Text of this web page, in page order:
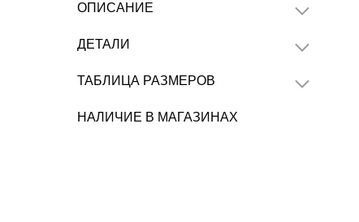
ОПИСАНИЕ
ДЕТАЛИ
ТАБЛИЦА РАЗМЕРОВ
НАЛИЧИЕ В МАГАЗИНАХ